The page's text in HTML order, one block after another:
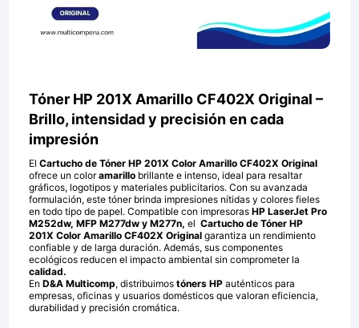
Tóner HP 201X Amarillo CF402X Original –
Brillo, intensidad y precisión en cada
impresión
El Cartucho de Tóner HP 201X Color Amarillo CF402X Original
ofrece un coloramarillo brillante e intenso, ideal para resaltar
gráficos, logotipos y materiales publicitarios. Con su avanzada
formulación, este tóner brinda impresiones nítidas y colores fieles
en todo tipo de papel. Compatible con impresoras HP LaserJet Pro
M252dw, MFP M277dw y M277n,el Cartucho de Tóner HP
201X Color Amarillo CF402X Original garantiza un rendimiento
confiable y de larga duración. Además, sus componentes
ecológicos reducen el impacto ambiental sin comprometer la
calidad.
EnD&A Multicomp, distribuimostóners HP auténticos para
empresas, oficinas y usuarios domésticos que valoran eficiencia,
durabilidad y precisión cromática.